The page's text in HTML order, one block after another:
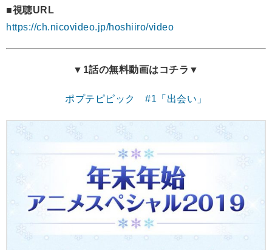
■視聴URL
https://ch.nicovideo.jp/hoshiiro/video
▼1話の無料動画はコチラ▼
ポプテピピック #1「出会い」